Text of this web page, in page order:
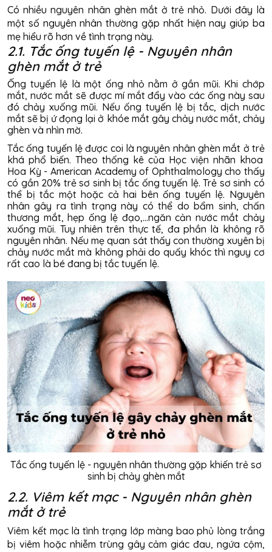
Có nhiềunguyên nhân ghèn mắt ở trẻnhỏ. Dưới đây là
một số nguyên nhân thường gặp nhất hiện nay giúp ba
mẹ hiểu rõ hơn về tình trạng này.
2.1. Tắc ống tuyến lệ - Nguyên nhân
ghèn mắt ở trẻ
Ống tuyến lệ là một ống nhỏ nằm ở gần mũi. Khi chớp
mắt, nước mắt sẽ được mí mắt đẩy vào các ống này sau
đó chảy xuống mũi. Nếu ống tuyến lệ bị tắc, dịch nước
mắt sẽ bị ứ đọng lại ở khóe mắt gây chảy nước mắt, chảy
ghèn và nhìn mờ.
Tắc ống tuyến lệ được coi lànguyên nhân ghèn mắt ở trẻ
khá phổ biến. Theo thống kê của Học viện nhãn khoa
Hoa Kỳ - American Academy of Ophthalmology cho thấy
có gần 20% trẻ sơ sinh bị tắc ống tuyến lệ. Trẻ sơ sinh có
thể bị tắc một hoặc cả hai bên ống tuyến lệ. Nguyên
nhân gây ra tình trạng này có thể do bẩm sinh, chấn
thương mắt, hẹp ống lệ đạo,...ngăn cản nước mắt chảy
xuống mũi. Tuy nhiên trên thực tế, đa phần là không rõ
nguyên nhân. Nếu mẹ quan sát thấy con thường xuyên bị
chảy nước mắt mà không phải do quấy khóc thì nguy cơ
rất cao là bé đang bị tắc tuyến lệ.
Tắc ống tuyến lệ - nguyên nhân thường gặp khiến trẻ sơ
sinh bị chảy ghèn mắt
2.2. Viêm kết mạc - Nguyên nhân ghèn
mắt ở trẻ
Viêm kết mạc là tình trạng lớp màng bao phủ lòng trắng
bị viêm hoặc nhiễm trùng gây cảm giác đau, ngứa cộm,